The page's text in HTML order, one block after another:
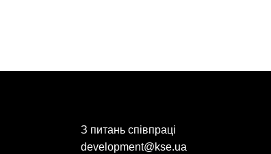
З питань співпраці
development@kse.ua